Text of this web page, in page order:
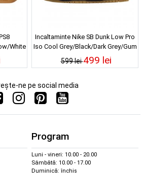
White
Incaltaminte Nike SB Dunk Low Pro
Iso Cool Grey/Black/Dark Grey/Gum
Light Brown
599 lei499 lei
ne pe social media
Program
Luni - vineri: 10.00 - 20.00
Sâmbătă: 10.00 - 17.00
Duminică: închis